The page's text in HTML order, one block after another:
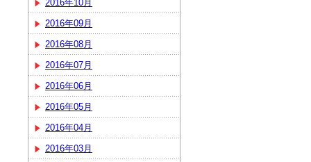
2016年10月
2016年09月
2016年08月
2016年07月
2016年06月
2016年05月
2016年04月
2016年03月